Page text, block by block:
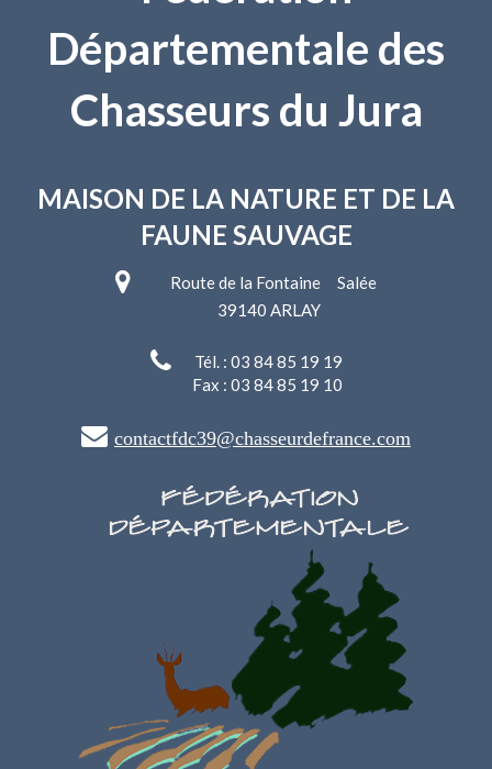
Départementale des
Chasseurs du Jura
MAISON DE LA NATURE ET DE LA
FAUNE SAUVAGE
Route de la Fontaine Salée
39140 ARLAY
Tél. : 03 84 85 19 19
Fax : 03 84 85 19 10
contactfdc39@chasseurdefrance.com